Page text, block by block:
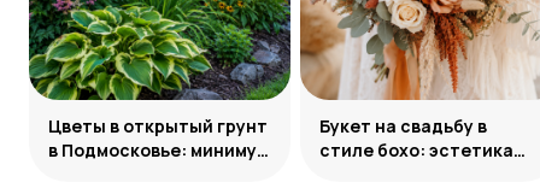
Цветы в открытый грунт
в Подмосковье: минимум
Букет на свадьбу в
стиле бохо: эстетика